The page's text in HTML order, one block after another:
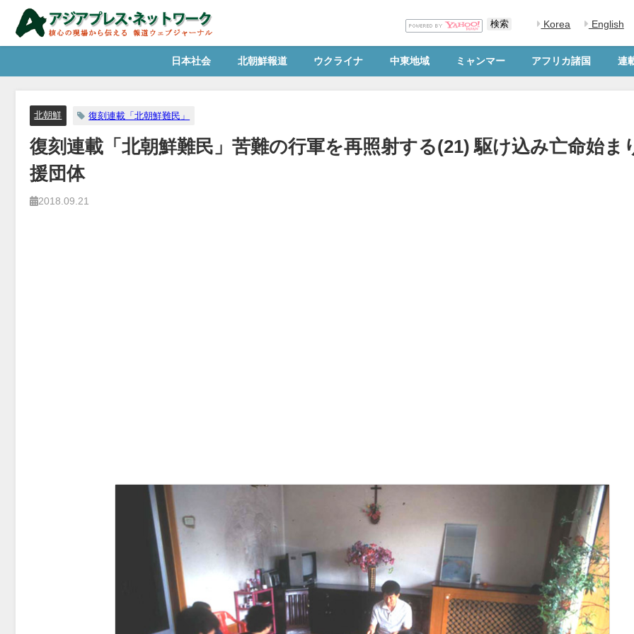
Korea English
日本社会 北朝鮮報道 ウクライナ 中東地域 ミャンマー アフリカ諸国 連
北朝鮮 復刻連載「北朝鮮難民」
復刻連載「北朝鮮難民」苦難の行軍を再照射する(21) 駆け込み亡命始ま
援団体
2018.09.21